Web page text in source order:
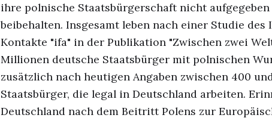
ihre polnische Staatsbürgerschaft nicht
beibehalten. Insgesamt leben nach einer Studie
Kontakte "ifa" in der Publikation "Zwischen zwei
Millionen deutsche Staatsbürger mit polnischen
zusätzlich nach heutigen Angaben zwischen 400
Staatsbürger, die legal in Deutschland arbeiten.
Deutschland nach dem Beitritt Polens zur